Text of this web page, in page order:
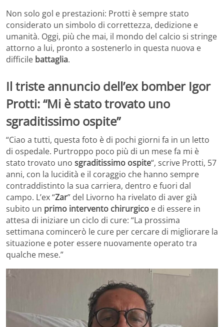
Non solo gol e prestazioni: Protti è sempre stato
considerato un simbolo di correttezza, dedizione e
umanità. Oggi, più che mai, il mondo del calcio si stringe
attorno a lui, pronto a sostenerlo in questa nuova e
difficile battaglia.
Il triste annuncio dell’ex bomber Igor
Protti: “Mi è stato trovato uno
sgraditissimo ospite”
“Ciao a tutti, questa foto è di pochi giorni fa in un letto
di ospedale. Purtroppo poco più di un mese fa mi è
stato trovato uno sgraditissimo ospite“, scrive Protti, 57
anni, con la lucidità e il coraggio che hanno sempre
contraddistinto la sua carriera, dentro e fuori dal
campo. L’ex “Zar” del Livorno ha rivelato di aver già
subito un primo intervento chirurgico e di essere in
attesa di iniziare un ciclo di cure: “La prossima
settimana comincerò le cure per cercare di migliorare la
situazione e poter essere nuovamente operato tra
qualche mese.”